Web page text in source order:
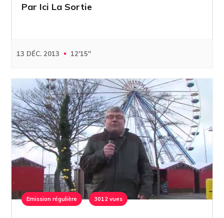
Par Ici La Sortie
13 DÉC. 2013 12'15''
Emission régulière 3012 vues